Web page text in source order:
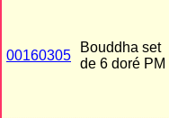
00160305
Bouddha set
de 6 doré PM